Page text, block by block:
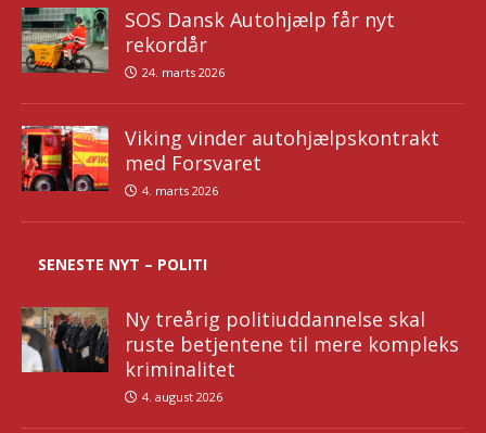
SOS Dansk Autohjælp får nyt
rekordår
24. marts 2026
Viking vinder autohjælpskontrakt
med Forsvaret
4. marts 2026
SENESTE NYT – POLITI
Ny treårig politiuddannelse skal
ruste betjentene til mere kompleks
kriminalitet
4. august 2026